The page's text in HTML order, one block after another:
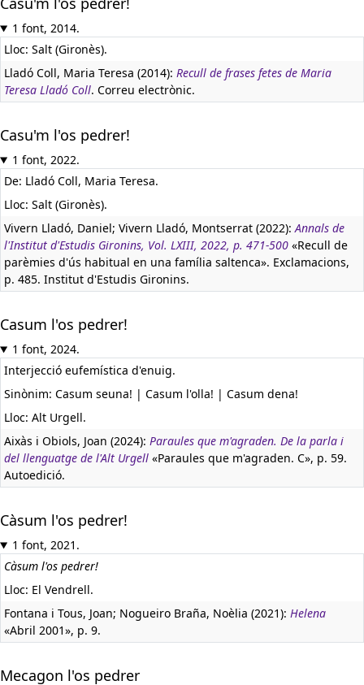
1 font, 2014.
Lloc: Salt (Gironès).
Lladó Coll, Maria Teresa (2014): Recull de frases fetes de Maria
Teresa Lladó Coll. Correu electrònic.
Casu'm l'os pedrer!
1 font, 2022.
De: Lladó Coll, Maria Teresa.
Lloc: Salt (Gironès).
Vivern Lladó, Daniel; Vivern Lladó, Montserrat (2022):Annals de
l'Institut d'Estudis Gironins, Vol. LXIII, 2022, p. 471-500 «Recull de
parèmies d'ús habitual en una família saltenca». Exclamacions,
p. 485. Institut d'Estudis Gironins.
Casum l'os pedrer!
1 font, 2024.
Interjecció eufemística d'enuig.
Sinònim: Casum seuna! | Casum l'olla! | Casum dena!
Lloc: Alt Urgell.
Aixàs i Obiols, Joan (2024): Paraules que m'agraden. De la parla i
del llenguatge de l'Alt Urgell «Paraules que m'agraden. C», p. 59.
Autoedició.
Càsum l'os pedrer!
1 font, 2021.
Càsum l'os pedrer!
Lloc: El Vendrell.
Fontana i Tous, Joan; Nogueiro Braña, Noèlia (2021): Helena
«Abril 2001», p. 9.
Mecagon l'os pedrer